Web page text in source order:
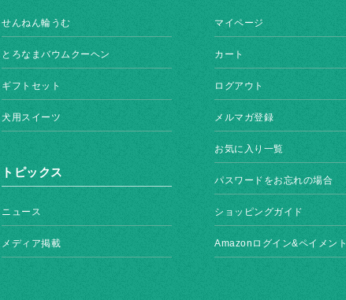
せんねん輪うむ
とろなまバウムクーヘン
ギフトセット
犬用スイーツ
トピックス
ニュース
メディア掲載
マイページ
カート
ログアウト
メルマガ登録
お気に入り一覧
パスワードをお忘れの場合
ショッピングガイド
Amazonログイン&ペイメント